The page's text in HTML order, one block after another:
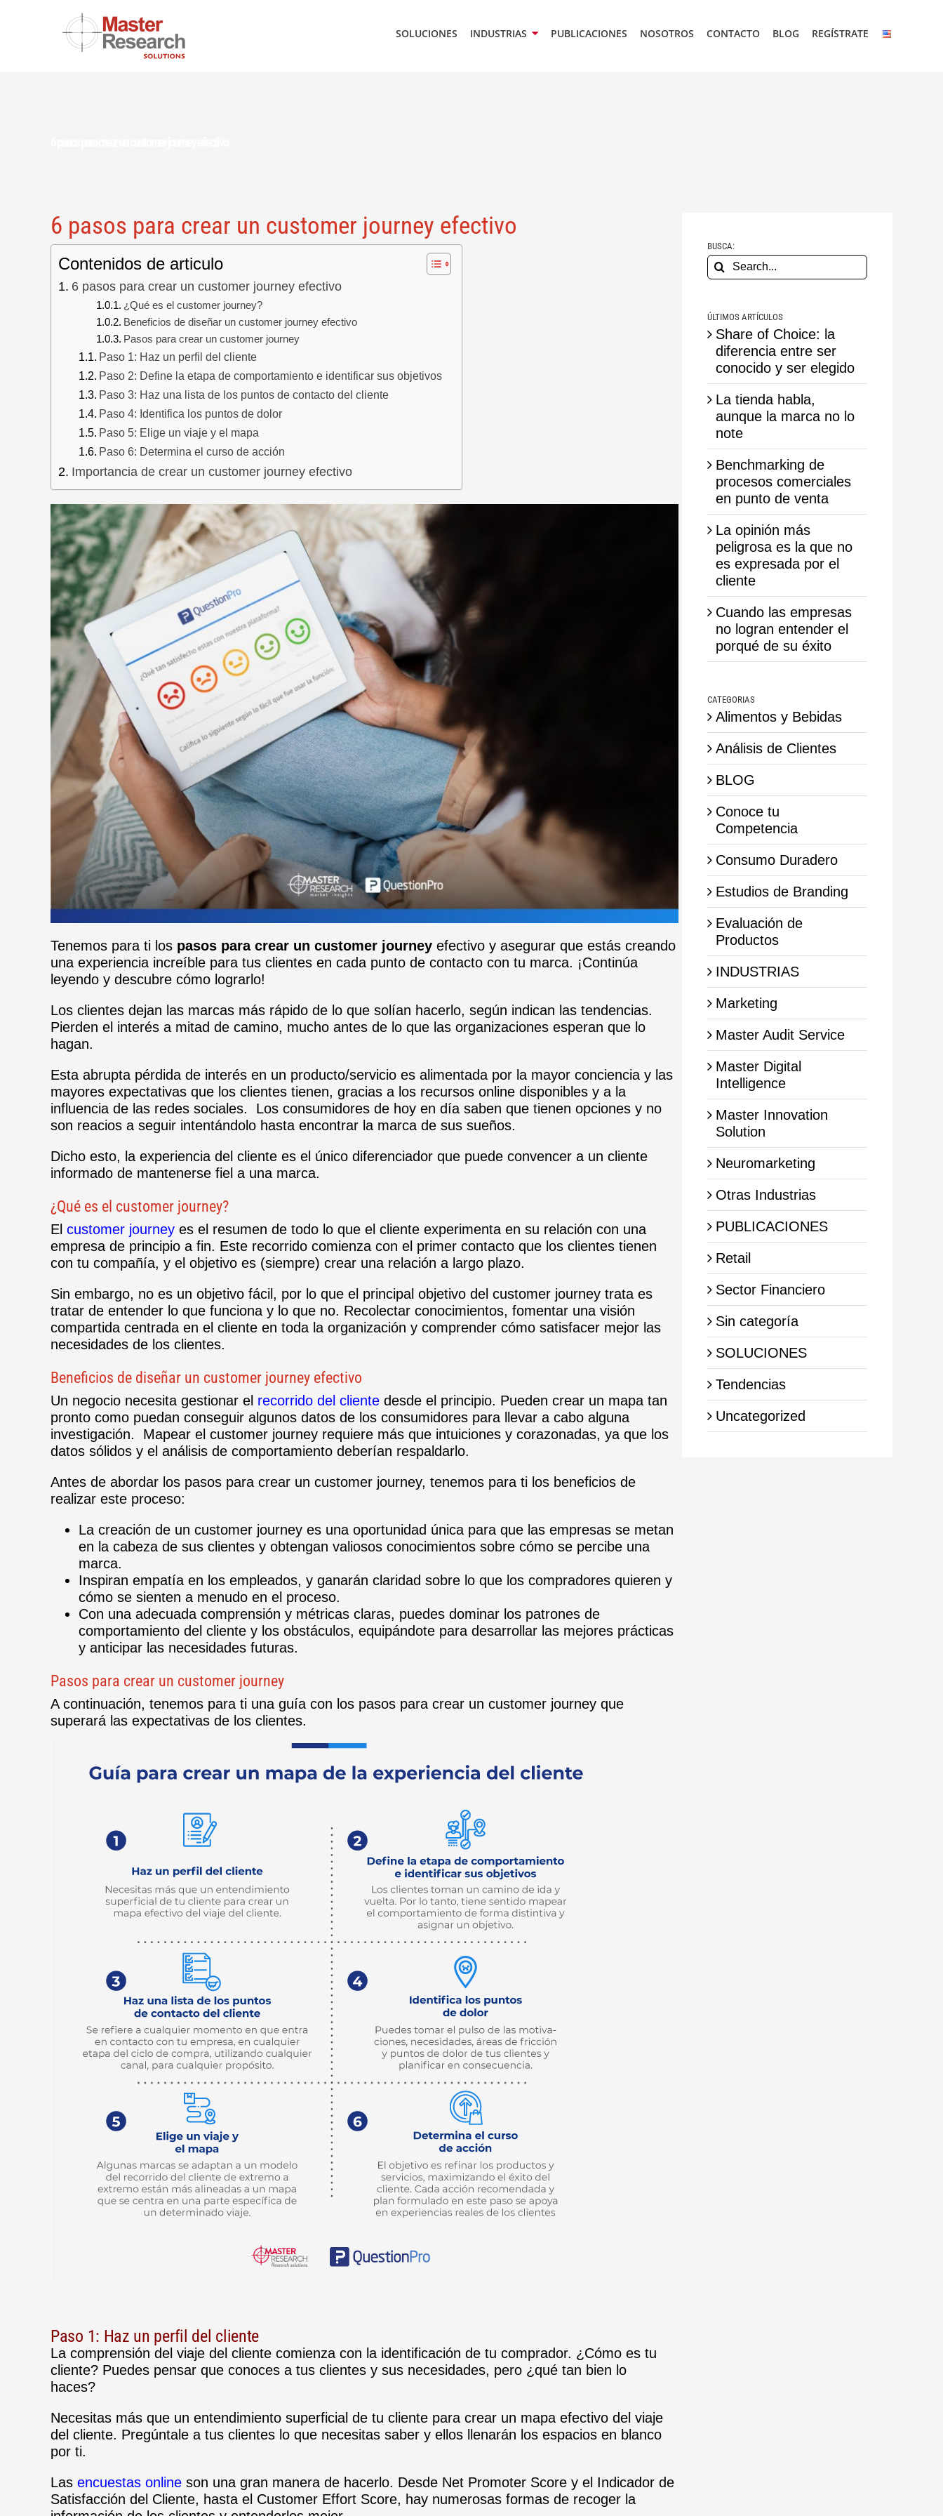
SOLUCIONES INDUSTRIAS PUBLICACIONES NOSOTROS CONTACTO BLOG REGÍSTRATE
6 pasos para crear un customer journey efectivo
Contenidos de articulo
6 pasos para crear un customer journey efectivo
¿Qué es el customer journey?
Beneficios de diseñar un customer journey efectivo
Pasos para crear un customer journey
Paso 1: Haz un perfil del cliente
Paso 2: Define la etapa de comportamiento e identificar sus objetivos
Paso 3: Haz una lista de los puntos de contacto del cliente
Paso 4: Identifica los puntos de dolor
Paso 5: Elige un viaje y el mapa
Paso 6: Determina el curso de acción
Importancia de crear un customer journey efectivo
Tenemos para ti los pasos para crear un customer journey efectivo y asegurar que estás creando
una experiencia increíble para tus clientes en cada punto de contacto con tu marca. ¡Continúa
leyendo y descubre cómo lograrlo!
Los clientes dejan las marcas más rápido de lo que solían hacerlo, según indican las tendencias.
Pierden el interés a mitad de camino, mucho antes de lo que las organizaciones esperan que lo
hagan.
Esta abrupta pérdida de interés en un producto/servicio es alimentada por la mayor conciencia y las
mayores expectativas que los clientes tienen, gracias a los recursos online disponibles y a la
influencia de las redes sociales. Los consumidores de hoy en día saben que tienen opciones y no
son reacios a seguir intentándolo hasta encontrar la marca de sus sueños.
Dicho esto, la experiencia del cliente es el único diferenciador que puede convencer a un cliente
informado de mantenerse fiel a una marca.
¿Qué es el customer journey?
El customer journey es el resumen de todo lo que el cliente experimenta en su relación con una
empresa de principio a fin. Este recorrido comienza con el primer contacto que los clientes tienen
con tu compañía, y el objetivo es (siempre) crear una relación a largo plazo.
Sin embargo, no es un objetivo fácil, por lo que el principal objetivo del customer journey trata es
tratar de entender lo que funciona y lo que no. Recolectar conocimientos, fomentar una visión
compartida centrada en el cliente en toda la organización y comprender cómo satisfacer mejor las
necesidades de los clientes.
Beneficios de diseñar un customer journey efectivo
Un negocio necesita gestionar el recorrido del cliente desde el principio. Pueden crear un mapa tan
pronto como puedan conseguir algunos datos de los consumidores para llevar a cabo alguna
investigación. Mapear el customer journey requiere más que intuiciones y corazonadas, ya que los
datos sólidos y el análisis de comportamiento deberían respaldarlo.
Antes de abordar los pasos para crear un customer journey, tenemos para ti los beneficios de
realizar este proceso:
La creación de un customer journey es una oportunidad única para que las empresas se metan
en la cabeza de sus clientes y obtengan valiosos conocimientos sobre cómo se percibe una
marca.
Inspiran empatía en los empleados, y ganarán claridad sobre lo que los compradores quieren y
cómo se sienten a menudo en el proceso.
Con una adecuada comprensión y métricas claras, puedes dominar los patrones de
comportamiento del cliente y los obstáculos, equipándote para desarrollar las mejores prácticas
y anticipar las necesidades futuras.
Pasos para crear un customer journey
A continuación, tenemos para ti una guía con los pasos para crear un customer journey que
superará las expectativas de los clientes.
Paso 1: Haz un perfil del cliente
La comprensión del viaje del cliente comienza con la identificación de tu comprador. ¿Cómo es tu
cliente? Puedes pensar que conoces a tus clientes y sus necesidades, pero ¿qué tan bien lo
haces?
Necesitas más que un entendimiento superficial de tu cliente para crear un mapa efectivo del viaje
del cliente. Pregúntale a tus clientes lo que necesitas saber y ellos llenarán los espacios en blanco
por ti.
Las encuestas online son una gran manera de hacerlo. Desde Net Promoter Score y el Indicador de
Satisfacción del Cliente, hasta el Customer Effort Score, hay numerosas formas de recoger la
BUSCA:
Search
for:
ÚLTIMOS ARTÍCULOS
Share of Choice: la
diferencia entre ser
conocido y ser elegido
La tienda habla,
aunque la marca no lo
note
Benchmarking de
procesos comerciales
en punto de venta
La opinión más
peligrosa es la que no
es expresada por el
cliente
Cuando las empresas
no logran entender el
porqué de su éxito
CATEGORIAS
Alimentos y Bebidas
Análisis de Clientes
BLOG
Conoce tu
Competencia
Consumo Duradero
Estudios de Branding
Evaluación de
Productos
INDUSTRIAS
Marketing
Master Audit Service
Master Digital
Intelligence
Master Innovation
Solution
Neuromarketing
Otras Industrias
PUBLICACIONES
Retail
Sector Financiero
Sin categoría
SOLUCIONES
Tendencias
Uncategorized